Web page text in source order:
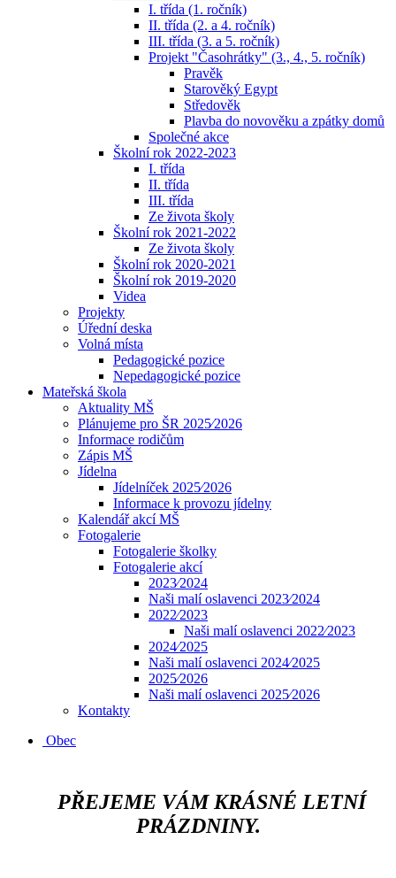
I. třída (1. ročník)
II. třída (2. a 4. ročník)
III. třída (3. a 5. ročník)
Projekt "Časohrátky" (3., 4., 5. ročník)
Pravěk
Starověký Egypt
Středověk
Plavba do novověku a zpátky domů
Společné akce
Školní rok 2022-2023
I. třída
II. třída
III. třída
Ze života školy
Školní rok 2021-2022
Ze života školy
Školní rok 2020-2021
Školní rok 2019-2020
Videa
Projekty
Úřední deska
Volná místa
Pedagogické pozice
Nepedagogické pozice
Mateřská škola
Aktuality MŠ
Plánujeme pro ŠR 2025⁄2026
Informace rodičům
Zápis MŠ
Jídelna
Jídelníček 2025⁄2026
Informace k provozu jídelny
Kalendář akcí MŠ
Fotogalerie
Fotogalerie školky
Fotogalerie akcí
2023⁄2024
Naši malí oslavenci 2023⁄2024
2022⁄2023
Naši malí oslavenci 2022⁄2023
2024⁄2025
Naši malí oslavenci 2024⁄2025
2025⁄2026
Naši malí oslavenci 2025⁄2026
Kontakty
Obec
PŘEJEME VÁM KRÁSNÉ LETNÍ
PRÁZDNINY.